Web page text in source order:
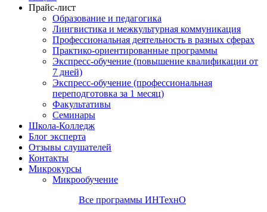
Прайс-лист
Образование и педагогика
Лингвистика и межкультурная коммуникация
Профессиональная деятельность в разных сферах
Практико-ориентированные программы
Экспресс-обучение (повышение квалификации от
7 дней)
Экспресс-обучение (профессиональная
переподготовка за 1 месяц)
Факультативы
Семинары
Школа-Колледж
Блог эксперта
Отзывы слушателей
Контакты
Микрокурсы
Микрообучение
Все программы ИНТехнО